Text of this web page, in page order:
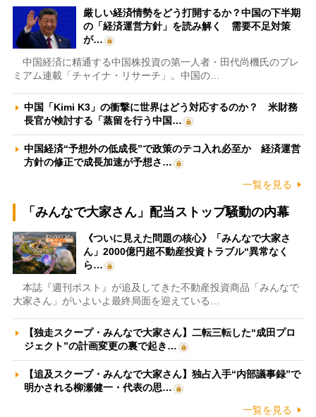
厳しい経済情勢をどう打開するか？中国の下半期
の「経済運営方針」を読み解く 需要不足対策
が…
中国経済に精通する中国株投資の第一人者・田代尚機氏のプレ
ミアム連載「チャイナ・リサーチ」。中国の…
中国「Kimi K3」の衝撃に世界はどう対応するのか？ 米財務
長官が検討する「蒸留を行う中国…
中国経済“予想外の低成長”で政策のテコ入れ必至か 経済運営
方針の修正で成長加速が予想さ…
一覧を見る
「みんなで大家さん」配当ストップ騒動の内幕
《ついに見えた問題の核心》「みんなで大家さ
ん」2000億円超不動産投資トラブル“異常なく
ら…
本誌『週刊ポスト』が追及してきた不動産投資商品「みんなで
大家さん」がいよいよ最終局面を迎えている…
【独走スクープ・みんなで大家さん】二転三転した“成田プロ
ジェクト”の計画変更の裏で起き…
【追及スクープ・みんなで大家さん】独占入手“内部議事録”で
明かされる柳瀬健一・代表の思…
一覧を見る